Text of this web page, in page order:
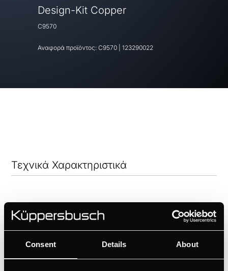
Consent Details About
Design-Kit Copper
C9570
Αναφορά προϊόντος: C9570 123290022
Τεχνικά Χαρακτηριστικά
Χαρακτηριστικά